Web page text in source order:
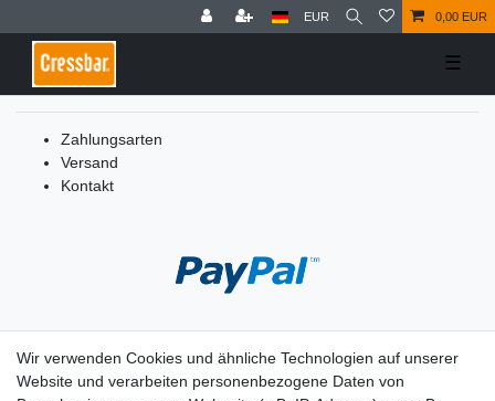
EUR 0,00 EUR
☰
Zahlungsarten
Versand
Kontakt
Service
05651 – 927-5
Wir verwenden Cookies und ähnliche Technologien auf unserer
Website und verarbeiten personenbezogene Daten von